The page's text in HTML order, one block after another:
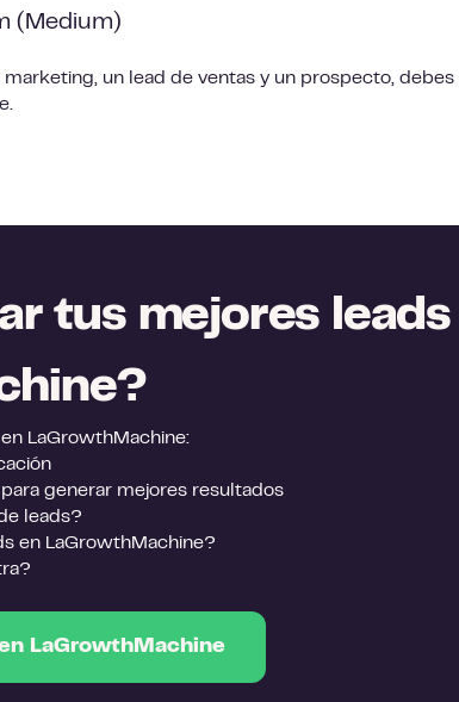
(Medium)
un lead de ventas y un prospecto, debes
tus mejores leads
LaGrowthMachine:
generar mejores resultados
leads?
en LaGrowthMachine?
LaGrowthMachine